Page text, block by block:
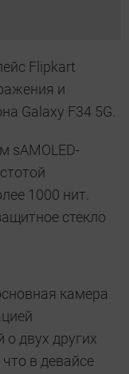
Flipkart
и
Galaxy F34 5G.
sAMOLED-
1000 нит.
стекло
камера
двух других
в девайсе